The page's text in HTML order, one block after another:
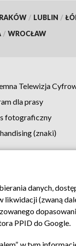
/ LUBLIN /
/ WROCŁAW
Telewizja
dla prasy
fotograficzny
(znaki)
reklamy Kontakt
danych,
(zwaną
PPID do Google.